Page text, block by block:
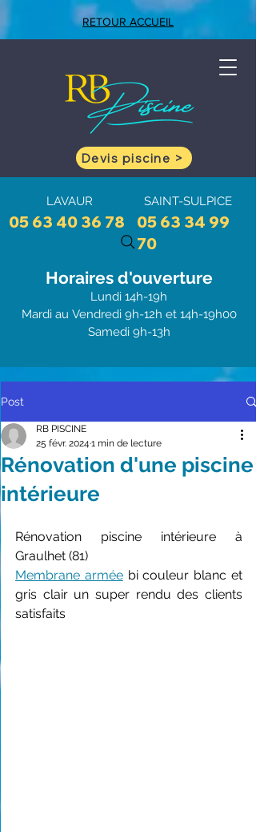
Devis piscine >
LAVAUR SAINT-SULPICE
05 63 40 36 78
05 63 34 99
70
Horaires d'ouverture
Lundi 14h-19h
Mardi au Vendredi 9h-12h et 14h-19h00
Samedi 9h-13h
RETOUR ACCUEIL
Post
Rénovation d'une piscine
intérieure
RB PISCINE
25 févr. 2024 1 min de lecture
Rénovation piscine intérieure à
Graulhet (81)
Membrane armée bi couleur blanc et
gris clair un super rendu des clients
satisfaits